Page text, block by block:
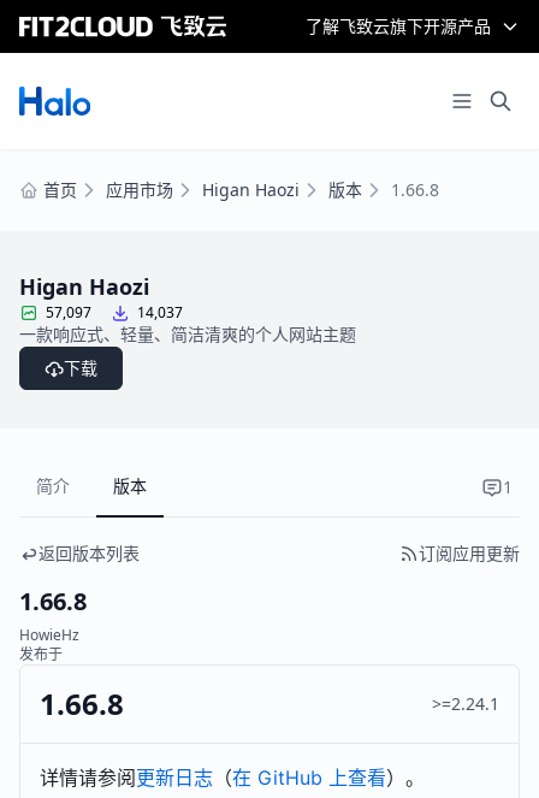
了解飞致云旗下开源产品
首页 应用市场 Higan Haozi 版本 1.66.8
Higan Haozi
57,097 14,037
一款响应式、轻量、简洁清爽的个人网站主题
下载
简介 版本 1
返回版本列表 订阅应用更新
1.66.8
HowieHz
发布于
1.66.8 >=2.24.1
详情请参阅更新日志 （在 GitHub 上查看）。